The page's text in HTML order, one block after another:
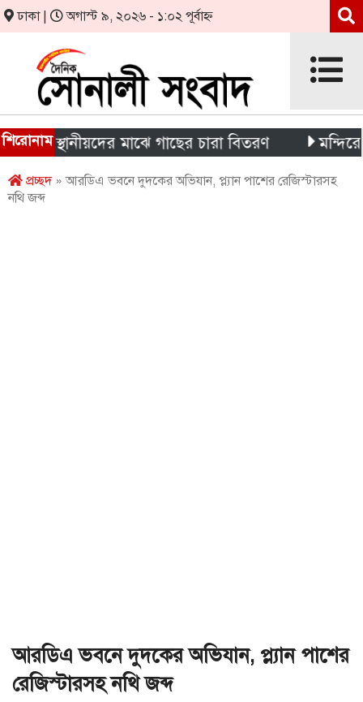
ঢাকা | অগাস্ট ৯, ২০২৬ - ১:০২ পূর্বাহ্ন
শিরোনাম
স্থানীয়দের মাঝে গাছের চারা বিতরণ মন্দিরের
প্রচ্ছদ» আরডিএ ভবনে দুদকের অভিযান, প্ল্যান পাশের রেজিস্টারসহ
নথি জব্দ
আরডিএ ভবনে দুদকের অভিযান, প্ল্যান পাশের
রেজিস্টারসহ নথি জব্দ